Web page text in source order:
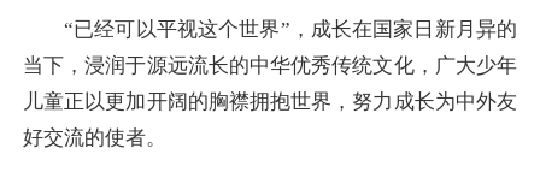
“已经可以平视这个世界”，成长在国家日新月异的
当下，浸润于源远流长的中华优秀传统文化，广大少年
儿童正以更加开阔的胸襟拥抱世界，努力成长为中外友
好交流的使者。